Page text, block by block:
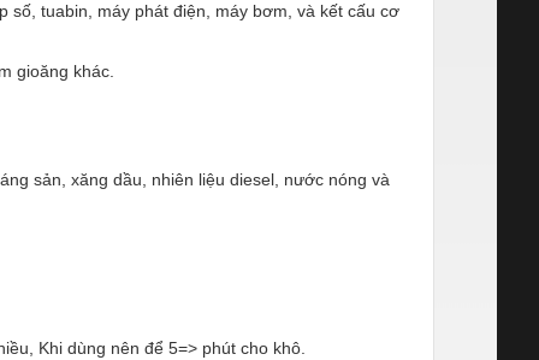
tuabin, máy phát điện, máy bơm, và kết cấu cơ
gioăng khác.
sản, xăng dầu, nhiên liệu diesel, nước nóng và
Khi dùng nên để 5=> phút cho khô.